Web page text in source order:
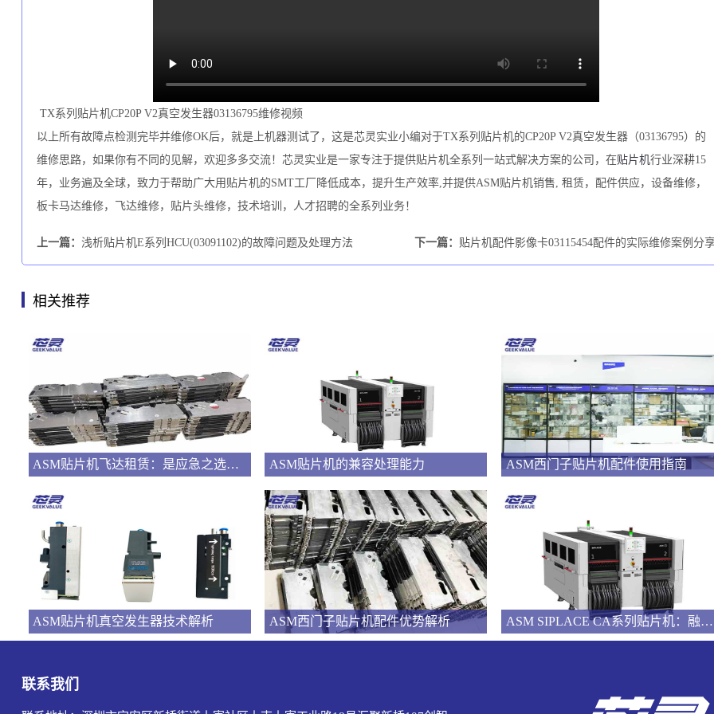
TX系列贴片机CP20P V2真空发生器03136795维修视频
以上所有故障点检测完毕并维修OK后，就是上机器测试了，这是芯灵实业小编对于TX系列贴片机的CP20P V2真空发生器（03136795） 的
维修思路，如果你有不同的见解，欢迎多多交流！芯灵实业是一家专注于提供贴片机全系列一站式解决方案的公司，在贴片机行业深耕15
年，业务遍及全球，致力于帮助广大用贴片机的SMT工厂降低成本，提升生产效率,并提供ASM贴片机销售, 租赁，配件供应，设备维修，
板卡马达维修，飞达维修，贴片头维修，技术培训，人才招聘的全系列业务！
上一篇： 浅析贴片机E系列HCU(03091102)的故障问题及处理方法 下一篇： 贴片机配件影像卡03115454配件的实际维修案例分
相关推荐
ASM贴片机飞达租赁：是应急之选还是长远之策？ ASM贴片机的兼容处理能力 ASM西门子贴片机配件使用指南
ASM贴片机真空发生器技术解析 ASM西门子贴片机配件优势解析 ASM SIPLACE CA系列贴片机：融合SMT与芯片组装的技术解析
联系我们